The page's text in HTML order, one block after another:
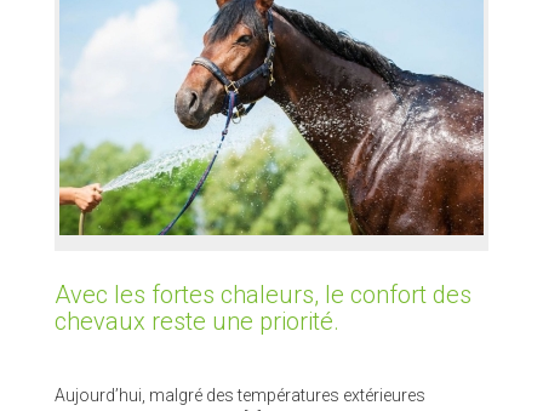
Avec les fortes chaleurs, le confort des
chevaux reste une priorité.
Aujourd’hui, malgré des températures extérieures